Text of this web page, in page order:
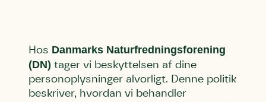
Hos Danmarks Naturfredningsforening
(DN) tager vi beskyttelsen af dine
personoplysninger alvorligt. Denne politik
beskriver, hvordan vi behandler